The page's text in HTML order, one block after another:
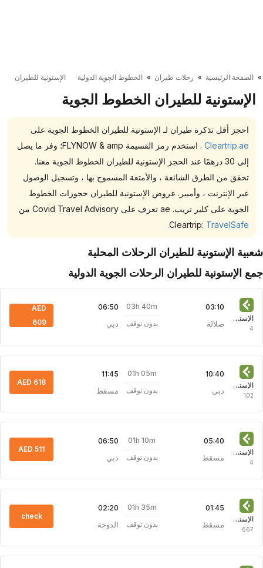
الصفحة الرئيسية رحلات طيران الخطوط الجوية الدولية الإستونية للطيران
الإستونية للطيران الخطوط الجوية
احجز أقل تذكرة طيران لـ الإستونية للطيران الخطوط الجوية على
Cleartrip.ae
. استخدم رمز القسيمة FLYNOW & amp؛ وفر ما يصل
إلى 30 درهمًا عند الحجز الإستونية للطيران الخطوط الجوية معنا.
تحقق من الطرق الشائعة ، والأمتعة المسموح بها ، وتسجيل الوصول
عبر الإنترنت ، وأمبير. عروض الإستونية للطيران حجوزات الخطوط
الجوية على كلير تريب. ae تعرف على Covid Travel Advisory من
Cleartrip:TravelSafe.
الإستونية للطيران الرحلات المحلية
الإستونية للطيران الرحلات الجوية الدولية
الإستونية للطيران
03:10
صلالة
03h 40m
بدون توقف
06:50
دبي
AED
609
الإستونية للطيران
102
10:40
دبي
01h 05m
بدون توقف
11:45
مسقط
AED 618
الإستونية للطيران
05:40
مسقط
01h 10m
بدون توقف
06:50
دبي
AED 511
الإستونية للطيران
667
01:45
مسقط
01h 35m
بدون توقف
02:20
الدوحة
check